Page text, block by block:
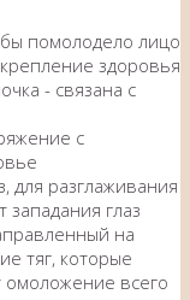
помолодело лицо
здоровья
- связана с
с
для разглаживания
глаз
на
тяг, которые
омоложение всего